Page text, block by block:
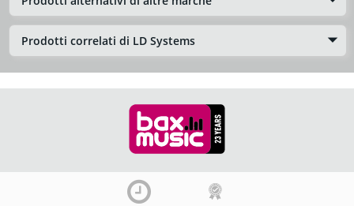
Prodotti correlati di LD Systems